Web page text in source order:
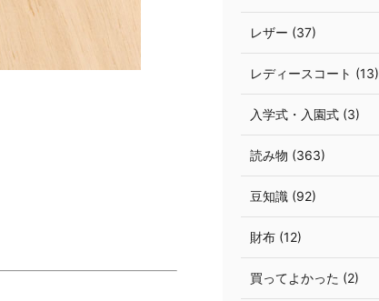
レザー (37)
レディースコート (13)
入学式・入園式 (3)
読み物 (363)
豆知識 (92)
財布 (12)
買ってよかった (2)